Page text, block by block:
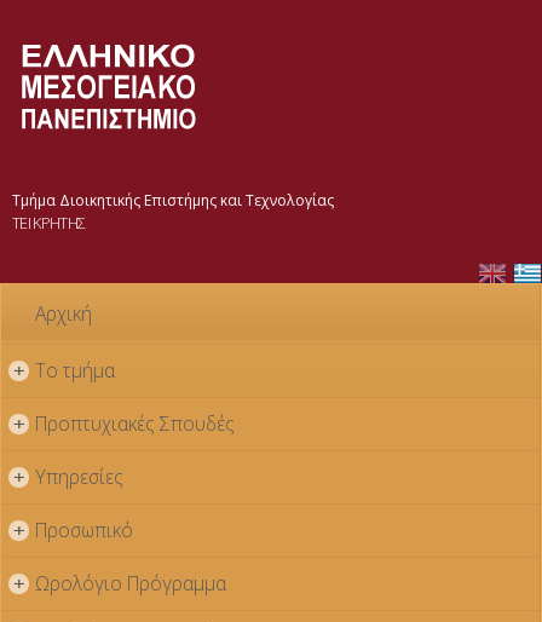
Τμήμα Διοικητικής Επιστήμης και Τεχνολογίας
ΤΕΙ ΚΡΗΤΗΣ
Αρχική
+ Το τμήμα
+ Προπτυχιακές Σπουδές
+ Υπηρεσίες
+ Προσωπικό
+ Ωρολόγιο Πρόγραμμα